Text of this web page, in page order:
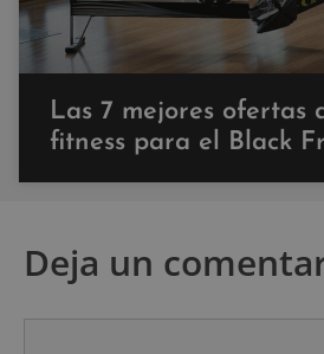
Las 7 mejores ofertas
fitness para el Black
Deja un